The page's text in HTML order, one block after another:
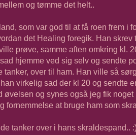
og tømme det helt..
som var god til at få roen frem i
det Healing foregik. Han skrev
prøve, samme aften omkring kl.
hjemme ved sig selv og sendte
over til ham. Han ville så
virkelig sad der kl 20 og sendte
og synes også jeg fik noget
fornemmelse at bruge ham som
tanker over i hans skraldespand..